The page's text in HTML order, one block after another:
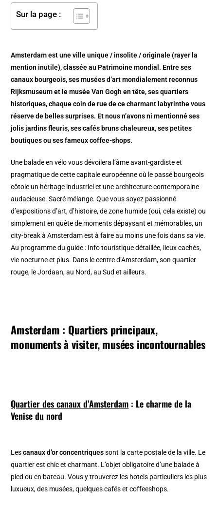
Sur la page :
Amsterdam est une ville unique / insolite / originale (rayer la
mention inutile), classée au Patrimoine mondial. Entre ses
canaux bourgeois, ses musées d’art mondialement reconnus
Rijksmuseum et le musée Van Gogh en tête, ses quartiers
historiques, chaque coin de rue de ce charmant labyrinthe vous
réserve de belles surprises. Et nous n’avons ni mentionné ses
jolis jardins fleuris, ses cafés bruns chaleureux, ses petites
boutiques ou ses fameux coffee-shops.
Une balade en vélo vous dévoilera l’âme avant-gardiste et
pragmatique de cette capitale européenne où le passé bourgeois
côtoie un héritage industriel et une architecture contemporaine
audacieuse. Sacré mélange. Que vous soyez passionné
d’expositions d’art, d’histoire, de zone humide (oui, cela existe) ou
simplement en quête de moments dépaysant et mémorables, un
city-break à Amsterdam est à faire au moins une fois dans sa vie.
Au programme du guide : Info touristique détaillée, lieux cachés,
vie nocturne et plus. Dans le centre d’Amsterdam, son quartier
rouge, le Jordaan, au Nord, au Sud et ailleurs.
Amsterdam : Quartiers principaux,
monuments à visiter, musées incontournables
Quartier des canaux d’Amsterdam : Le charme de la
Venise du nord
Lescanaux d’or concentriquessont la carte postale de la ville. Le
quartier est chic et charmant. L’objet obligatoire d’une balade à
pied ou en bateau. Vous y trouverez les hotels particuliers les plus
luxueux, des musées, quelques cafés et coffeeshops.